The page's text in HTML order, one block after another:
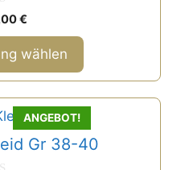
€
wählen
ANGEBOT!
Gr 38-40